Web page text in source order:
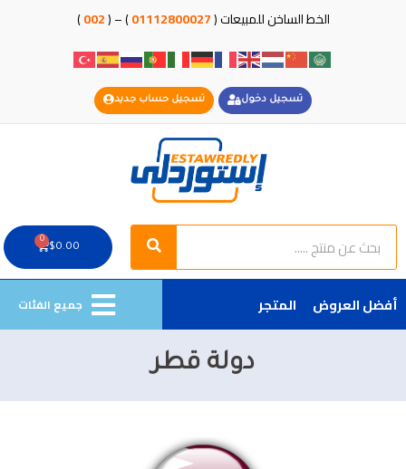
الخط الساخن للمبيعات (01112800027
) – (
002
)
تسجيل دخول تسجيل حساب جديد
Search
Search
$0.00
0
Cart
أفضل العروض المتجر جميع الفئات
دولة قطر